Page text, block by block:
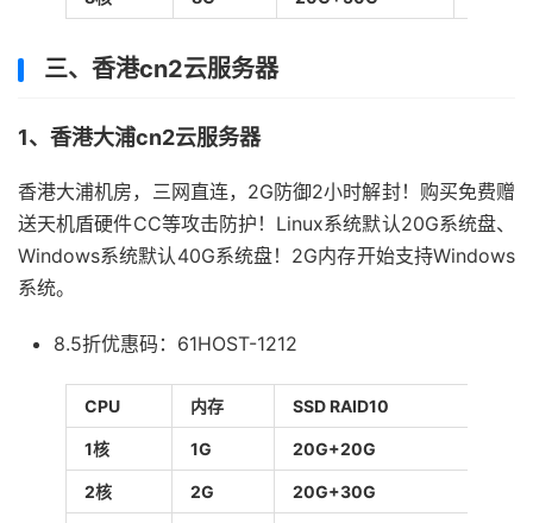
三、香港cn2云服务器
1、香港大浦cn2云服务器
香港大浦机房，三网直连，2G防御2小时解封！购买免费赠
送天机盾硬件CC等攻击防护！Linux系统默认20G系统盘、
Windows系统默认40G系统盘！2G内存开始支持Windows
系统。
8.5折优惠码：61HOST-1212
CPU 内存 SSD RAID10
1核 1G 20G+20G
2核 2G 20G+30G